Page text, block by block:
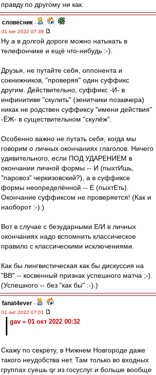
правду.по другому ни как.
словесник -
01 окт 2022 07:39
Ну а в долгой дороге можно натыкать в
телефончике и ещё что-нибудь :-).
Друзья, не путайте себя, оппонента и
сокнижников, "проверяя" один суффикс
другим. Действительно, суффикс -И- в
инфинитиве "скулить" (зенитчики позавчера)
никак не родствен суффиксу "имени действия"
-ЁЖ- в существительном "скулёж".
Особенно важно не путать себя, когда мы
говорим о личных окончаниях глаголов. Ничего
удивительного, если ПОД УДАРЕНИЕМ в
окончании личной формы -- И (пыхтИшь,
"паровоз" черкизовский?), а в суффиксе
формы неопределённой -- Е (пыхтЕть).
Окончание суффиксом не проверяется! (Как и
наоборот :-).)
Вот в случае с безударными Е/И в личных
окончаниях надо вспомнить классическое
правило с классическими исключениями.
Как бы лингвистическая как бы дискуссия на
"ВВ" -- косвенный признак успешного матча ;-).
(Успешного -- без "как бы" :-).)
fanat4ever -
01 окт 2022 07:01
gav » 01 окт 2022 00:32
Скажу по секрету, в Нижнем Новгороде даже
такого неудобства нет. Там только во входных
группах суешь qr из госуслуг и больше вообще